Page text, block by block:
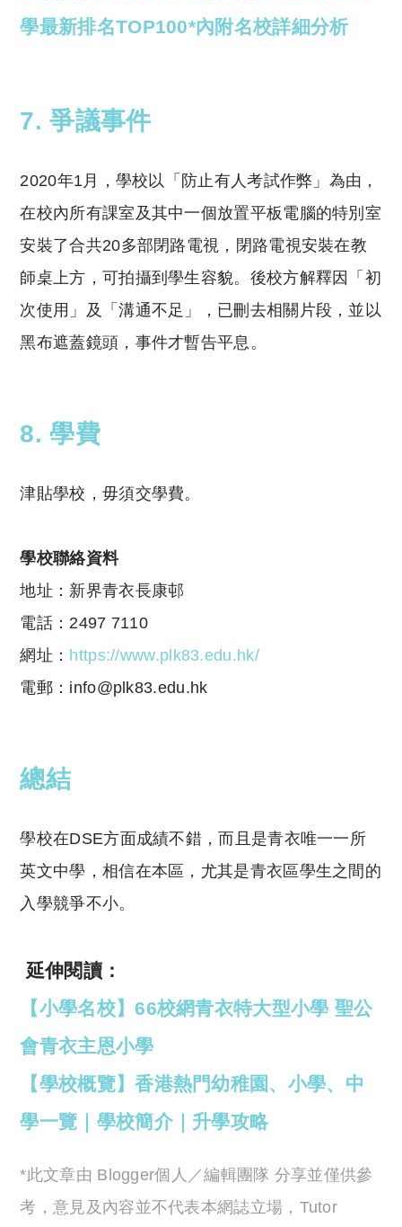
學最新排名TOP100*內附名校詳細分析
7. 爭議事件
2020年1月，學校以「防止有人考試作弊」為由，
在校內所有課室及其中一個放置平板電腦的特別室
安裝了合共20多部閉路電視，閉路電視安裝在教
師桌上方，可拍攝到學生容貌。後校方解釋因「初
次使用」及「溝通不足」，已刪去相關片段，並以
黑布遮蓋鏡頭，事件才暫告平息。
8. 學費
津貼學校，毋須交學費。
學校聯絡資料
地址：新界青衣長康邨
電話：2497 7110
網址： https://www.plk83.edu.hk/
電郵：info@plk83.edu.hk
總結
學校在DSE方面成績不錯，而且是青衣唯一一所
英文中學，相信在本區，尤其是青衣區學生之間的
入學競爭不小。
延伸閱讀：
【小學名校】66校網青衣特大型小學 聖公
會青衣主恩小學
【學校概覽】香港熱門幼稚園、小學、中
學一覽｜學校簡介｜升學攻略
*此文章由 Blogger個人／編輯團隊 分享並僅供參
考，意見及內容並不代表本網誌立場，Tutor